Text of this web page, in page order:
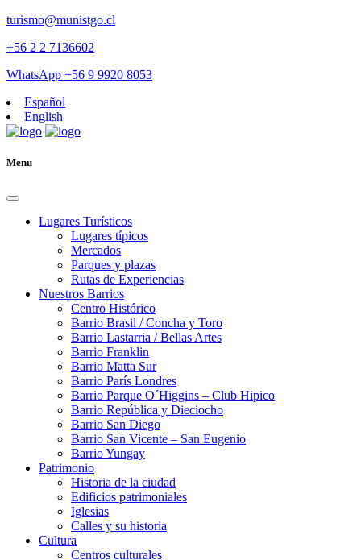
turismo@munistgo.cl
+56 2 2 7136602
WhatsApp +56 9 9920 8053
Español
English
Menu
Lugares Turísticos
Lugares tí­picos
Mercados
Parques y plazas
Rutas de Experiencias
Nuestros Barrios
Centro Histórico
Barrio Brasil / Concha y Toro
Barrio Lastarria / Bellas Artes
Barrio Franklin
Barrio Matta Sur
Barrio Parí­s Londres
Barrio Parque O´Higgins – Club Hipico
Barrio República y Dieciocho
Barrio San Diego
Barrio San Vicente – San Eugenio
Barrio Yungay
Patrimonio
Historia de la ciudad
Edificios patrimoniales
Iglesias
Calles y su historia
Cultura
Centros culturales